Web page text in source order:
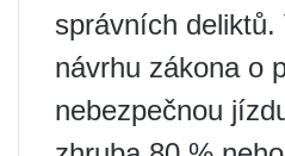
správních deliktů.
návrhu zákona o
nebezpečnou